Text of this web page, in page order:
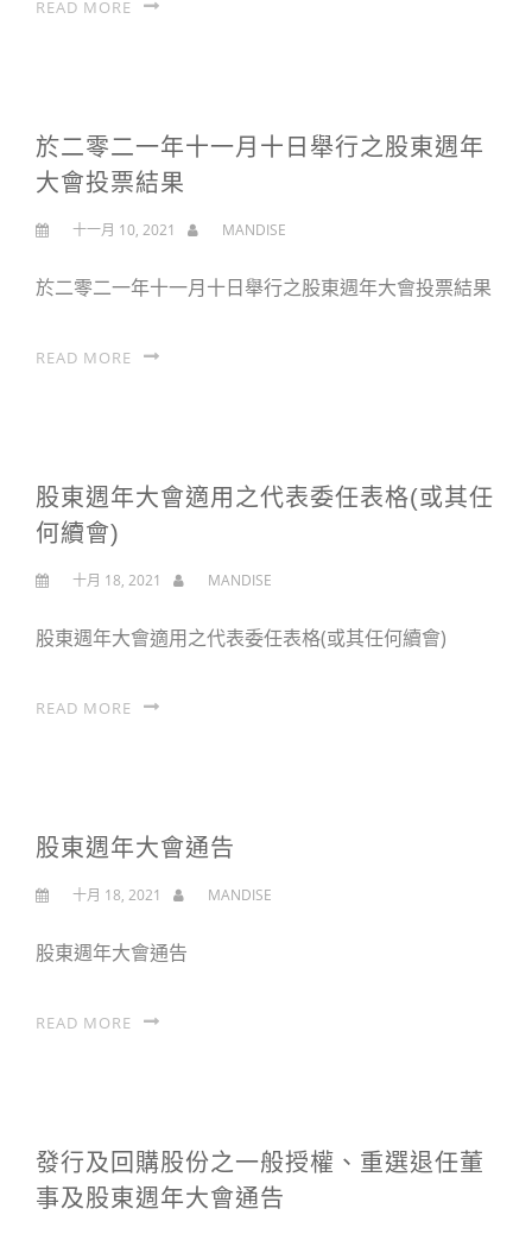
READ MORE
於二零二一年十一月十日舉行之股東週年
大會投票結果
十一月 10, 2021 MANDISE
於二零二一年十一月十日舉行之股東週年大會投票結果
READ MORE
股東週年大會適用之代表委任表格(或其任
何續會)
十月 18, 2021 MANDISE
股東週年大會適用之代表委任表格(或其任何續會)
READ MORE
股東週年大會通告
十月 18, 2021 MANDISE
股東週年大會通告
READ MORE
發行及回購股份之一般授權、重選退任董
事及股東週年大會通告